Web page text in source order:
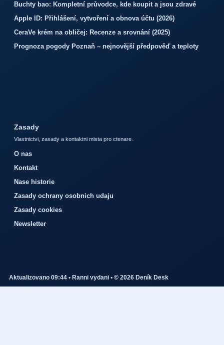
Buchty bao: Kompletní průvodce, kde koupit a jsou zdravé
Apple ID: Přihlášení, vytvoření a obnova účtu (2026)
CeraVe krém na obličej: Recenze a srovnání (2025)
Prognoza pogody Poznaň – nejnovější předpověď a teploty
Zasady
Vlastnictvi, zasady a kontaktni mista pro ctenare.
O nas
Kontakt
Nase historie
Zasady ochrany osobnich udaju
Zasady cookies
Newsletter
Aktualizovano 09:44 • Ranni vydani • © 2026 Deník Desk